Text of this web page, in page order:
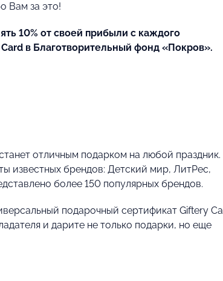
Вам за это!
10% от своей прибыли с каждого
в Благотворительный фонд «Покров».
отличным подарком на любой праздник.
известных брендов: Детский мир, ЛитРес,
более 150 популярных брендов.
подарочный сертификат Giftery
и дарите не только подарки, но еще